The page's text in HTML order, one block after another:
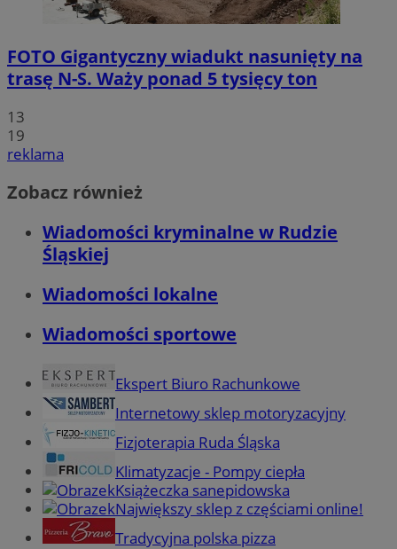
FOTO Gigantyczny wiadukt nasunięty na
trasę N-S. Waży ponad 5 tysięcy ton
13
19
reklama
Zobacz również
Wiadomości kryminalne w Rudzie
Śląskiej
Wiadomości lokalne
Wiadomości sportowe
Ekspert Biuro Rachunkowe
Internetowy sklep motoryzacyjny
Fizjoterapia Ruda Śląska
Klimatyzacje - Pompy ciepła
Książeczka sanepidowska
Największy sklep z częściami online!
Tradycyjna polska pizza